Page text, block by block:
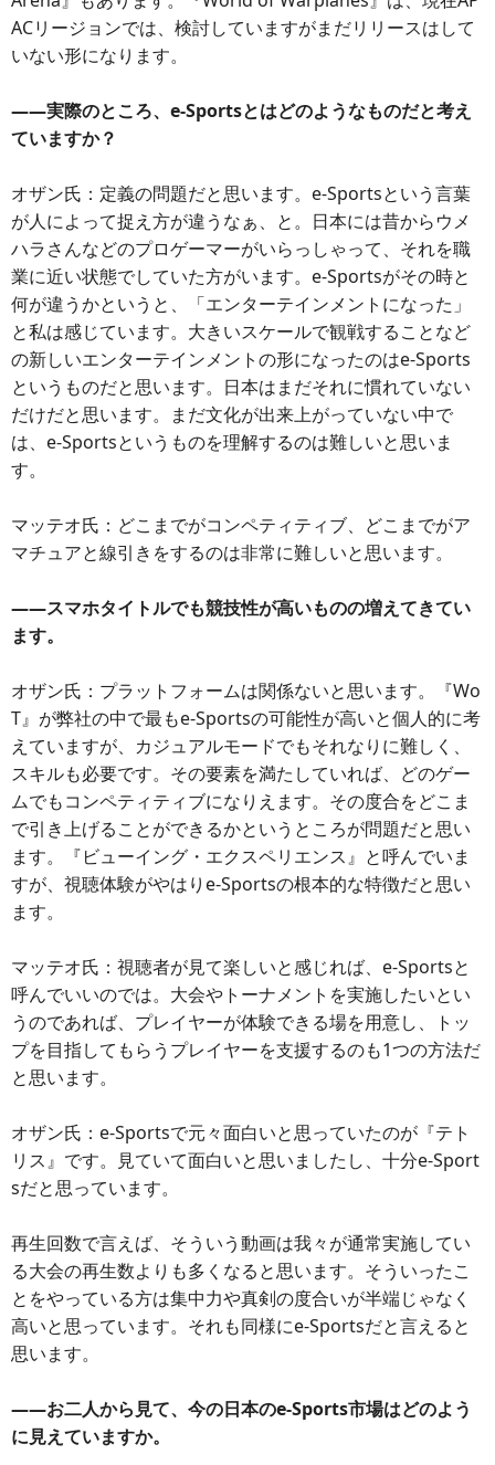
ACリージョンでは、検討していますがまだリリースはして
いない形になります。
――実際のところ、e-Sportsとはどのようなものだと考え
ていますか？
オザン氏：定義の問題だと思います。e-Sportsという言葉
が人によって捉え方が違うなぁ、と。日本には昔からウメ
ハラさんなどのプロゲーマーがいらっしゃって、それを職
業に近い状態でしていた方がいます。e-Sportsがその時と
何が違うかというと、「エンターテインメントになった」
と私は感じています。大きいスケールで観戦することなど
の新しいエンターテインメントの形になったのはe-Sports
というものだと思います。日本はまだそれに慣れていない
だけだと思います。まだ文化が出来上がっていない中で
は、e-Sportsというものを理解するのは難しいと思いま
す。
マッテオ氏：どこまでがコンペティティブ、どこまでがア
マチュアと線引きをするのは非常に難しいと思います。
――スマホタイトルでも競技性が高いものの増えてきてい
ます。
オザン氏：プラットフォームは関係ないと思います。『Wo
T』が弊社の中で最もe-Sportsの可能性が高いと個人的に考
えていますが、カジュアルモードでもそれなりに難しく、
スキルも必要です。その要素を満たしていれば、どのゲー
ムでもコンペティティブになりえます。その度合をどこま
で引き上げることができるかというところが問題だと思い
ます。『ビューイング・エクスペリエンス』と呼んでいま
すが、視聴体験がやはりe-Sportsの根本的な特徴だと思い
ます。
マッテオ氏：視聴者が見て楽しいと感じれば、e-Sportsと
呼んでいいのでは。大会やトーナメントを実施したいとい
うのであれば、プレイヤーが体験できる場を用意し、トッ
プを目指してもらうプレイヤーを支援するのも1つの方法だ
と思います。
オザン氏：e-Sportsで元々面白いと思っていたのが『テト
リス』です。見ていて面白いと思いましたし、十分e-Sport
sだと思っています。
再生回数で言えば、そういう動画は我々が通常実施してい
る大会の再生数よりも多くなると思います。そういったこ
とをやっている方は集中力や真剣の度合いが半端じゃなく
高いと思っています。それも同様にe-Sportsだと言えると
思います。
――お二人から見て、今の日本のe-Sports市場はどのよう
に見えていますか。